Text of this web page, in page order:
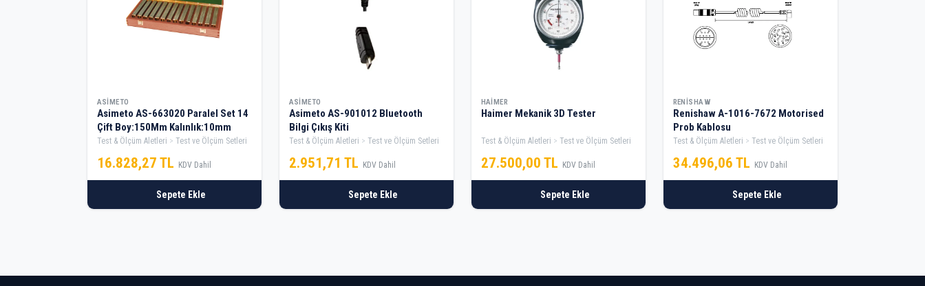
ASIMETO
Asimeto AS-663020 Paralel Set 14
Çift Boy:150Mm Kalınlık:10mm
Test & Ölçüm Aletleri Test ve Ölçüm Setleri
16.828,27 TL KDV Dahil
Sepete Ekle
ASIMETO
Asimeto AS-901012 Bluetooth
Bilgi Çıkış Kiti
Test & Ölçüm Aletleri Test ve Ölçüm Setleri
2.951,71 TL KDV Dahil
Sepete Ekle
HAIMER
Haimer Mekanik 3D Tester
Test & Ölçüm Aletleri Test ve Ölçüm Setleri
27.500,00 TL KDV Dahil
Sepete Ekle
RENISHAW
Renishaw A-1016-7672 Motorised
Prob Kablosu
Test & Ölçüm Aletleri Test ve Ölçüm Setleri
34.496,06 TL KDV Dahil
Sepete Ekle